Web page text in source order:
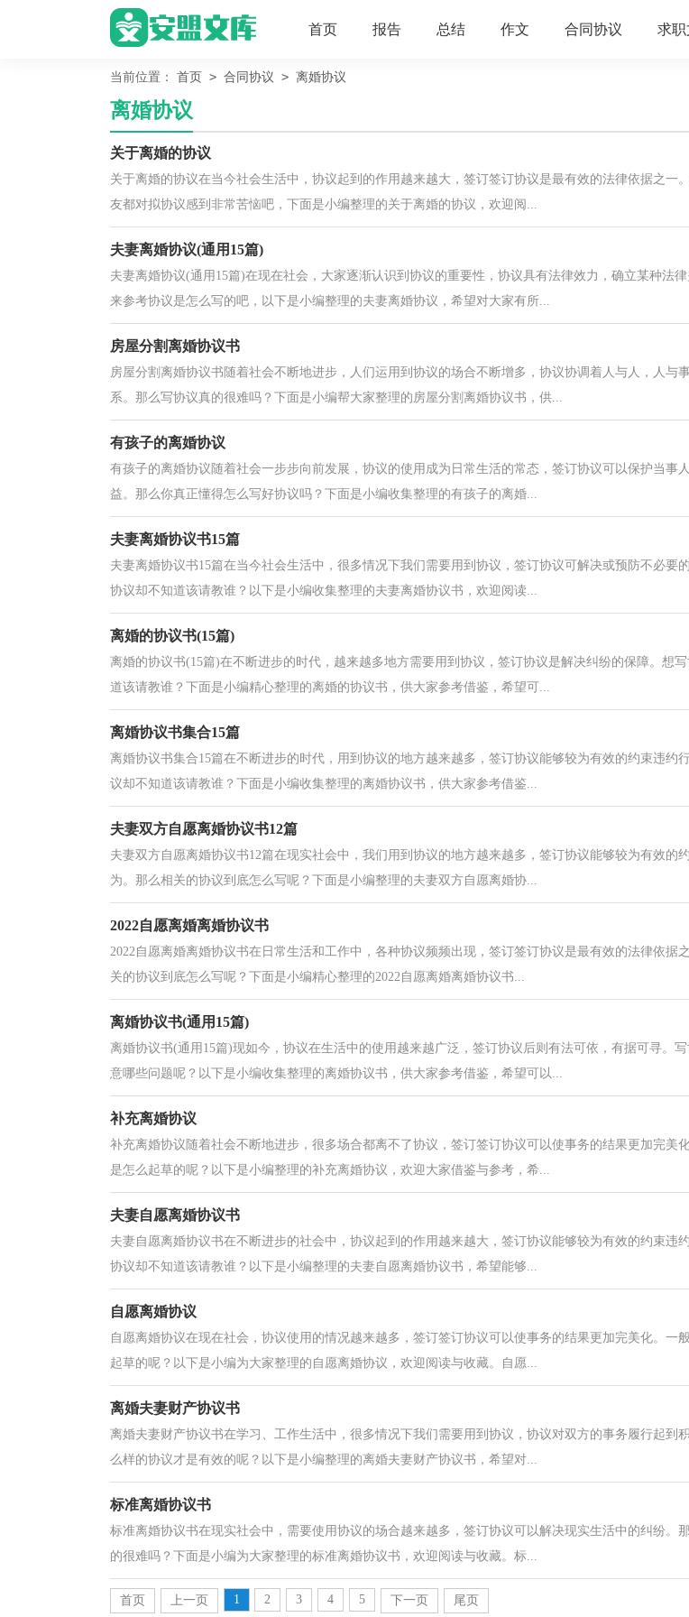
首页 报告 总结 作文 合同协议 求职
当前位置： 首页 > 合同协议 > 离婚协议
离婚协议
关于离婚的协议
关于离婚的协议在当今社会生活中，协议起到的作用越来越大，签订签订协议是最有效的法律依据之一
友都对拟协议感到非常苦恼吧，下面是小编整理的关于离婚的协议，欢迎阅...
夫妻离婚协议(通用15篇)
夫妻离婚协议(通用15篇)在现在社会，大家逐渐认识到协议的重要性，协议具有法律效力，确立某种法
来参考协议是怎么写的吧，以下是小编整理的夫妻离婚协议，希望对大家有所...
房屋分割离婚协议书
房屋分割离婚协议书随着社会不断地进步，人们运用到协议的场合不断增多，协议协调着人与人，人与
系。那么写协议真的很难吗？下面是小编帮大家整理的房屋分割离婚协议书，供...
有孩子的离婚协议
有孩子的离婚协议随着社会一步步向前发展，协议的使用成为日常生活的常态，签订协议可以保护当事
益。那么你真正懂得怎么写好协议吗？下面是小编收集整理的有孩子的离婚...
夫妻离婚协议书15篇
夫妻离婚协议书15篇在当今社会生活中，很多情况下我们需要用到协议，签订协议可解决或预防不必要
协议却不知道该请教谁？以下是小编收集整理的夫妻离婚协议书，欢迎阅读...
离婚的协议书(15篇)
离婚的协议书(15篇)在不断进步的时代，越来越多地方需要用到协议，签订协议是解决纠纷的保障。想
道该请教谁？下面是小编精心整理的离婚的协议书，供大家参考借鉴，希望可...
离婚协议书集合15篇
离婚协议书集合15篇在不断进步的时代，用到协议的地方越来越多，签订协议能够较为有效的约束违约
议却不知道该请教谁？下面是小编收集整理的离婚协议书，供大家参考借鉴...
夫妻双方自愿离婚协议书12篇
夫妻双方自愿离婚协议书12篇在现实社会中，我们用到协议的地方越来越多，签订协议能够较为有效的
为。那么相关的协议到底怎么写呢？下面是小编整理的夫妻双方自愿离婚协...
2022自愿离婚离婚协议书
2022自愿离婚离婚协议书在日常生活和工作中，各种协议频频出现，签订签订协议是最有效的法律依据
关的协议到底怎么写呢？下面是小编精心整理的2022自愿离婚离婚协议书...
离婚协议书(通用15篇)
离婚协议书(通用15篇)现如今，协议在生活中的使用越来越广泛，签订协议后则有法可依，有据可寻。
意哪些问题呢？以下是小编收集整理的离婚协议书，供大家参考借鉴，希望可以...
补充离婚协议
补充离婚协议随着社会不断地进步，很多场合都离不了协议，签订签订协议可以使事务的结果更加完美
是怎么起草的呢？以下是小编整理的补充离婚协议，欢迎大家借鉴与参考，希...
夫妻自愿离婚协议书
夫妻自愿离婚协议书在不断进步的社会中，协议起到的作用越来越大，签订协议能够较为有效的约束违
协议却不知道该请教谁？以下是小编整理的夫妻自愿离婚协议书，希望能够...
自愿离婚协议
自愿离婚协议在现在社会，协议使用的情况越来越多，签订签订协议可以使事务的结果更加完美化。一
起草的呢？以下是小编为大家整理的自愿离婚协议，欢迎阅读与收藏。自愿...
离婚夫妻财产协议书
离婚夫妻财产协议书在学习、工作生活中，很多情况下我们需要用到协议，协议对双方的事务履行起到
么样的协议才是有效的呢？以下是小编整理的离婚夫妻财产协议书，希望对...
标准离婚协议书
标准离婚协议书在现实社会中，需要使用协议的场合越来越多，签订协议可以解决现实生活中的纠纷。
的很难吗？下面是小编为大家整理的标准离婚协议书，欢迎阅读与收藏。标...
首页 上一页 1 2 3 4 5 下一页 尾页